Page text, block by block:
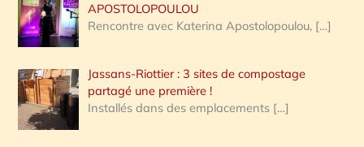
APOSTOLOPOULOU
Rencontre avec Katerina Apostolopoulou, […]
Jassans-Riottier : 3 sites de compostage
partagé une première !
Installés dans des emplacements […]